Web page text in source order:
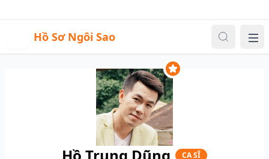
Hồ Sơ Ngôi Sao
CA SĨ